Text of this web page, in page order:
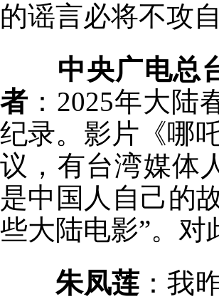
的谣言必将不攻
中央广电总
者 ：2025年大
纪录。影片《哪
议，有台湾媒体
是中国人自己的
些大陆电影”。对
朱凤莲：我